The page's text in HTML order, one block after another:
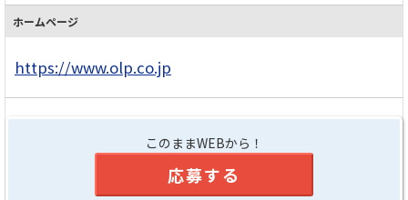
ホームページ
https://www.olp.co.jp
このままWEBから！
応募する